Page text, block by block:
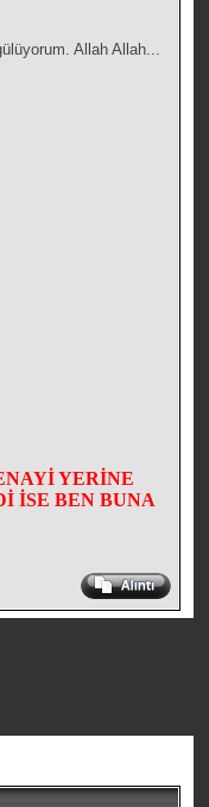
Allah Allah...
YERİNE
İSE BEN BUNA